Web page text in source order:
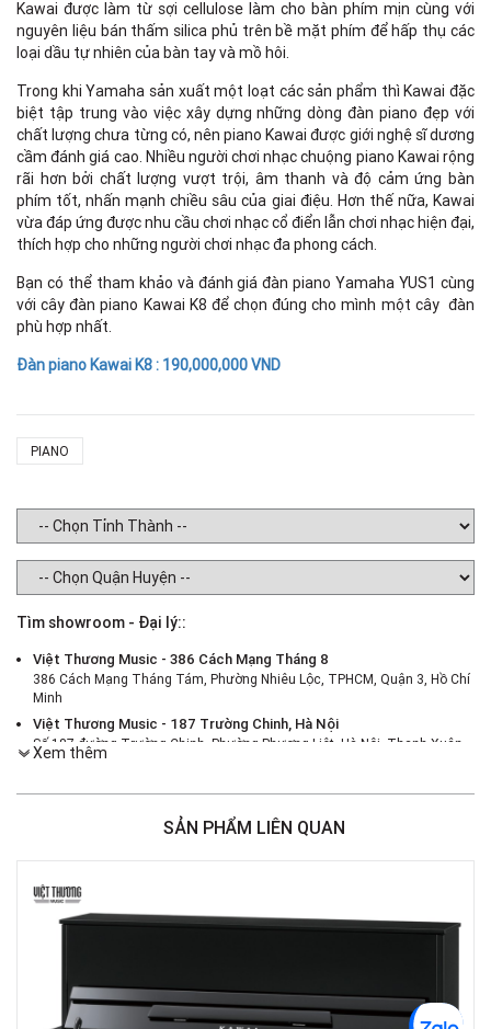
Kawai được làm từ sợi cellulose làm cho bàn phím mịn cùng với
nguyên liệu bán thấm silica phủ trên bề mặt phím để hấp thụ các
loại dầu tự nhiên của bàn tay và mồ hôi.
Trong khi Yamaha sản xuất một loạt các sản phẩm thì Kawai đặc
biệt tập trung vào việc xây dựng những dòng đàn piano đẹp với
chất lượng chưa từng có, nên piano Kawai được giới nghệ sĩ dương
cầm đánh giá cao. Nhiều người chơi nhạc chuộng piano Kawai rộng
rãi hơn bởi chất lượng vượt trội, âm thanh và độ cảm ứng bàn
phím tốt, nhấn mạnh chiều sâu của giai điệu. Hơn thế nữa, Kawai
vừa đáp ứng được nhu cầu chơi nhạc cổ điển lẫn chơi nhạc hiện đại,
thích hợp cho những người chơi nhạc đa phong cách.
Bạn có thể tham khảo và đánh giá đàn piano Yamaha YUS1 cùng
với cây đàn piano Kawai K8 để chọn đúng cho mình một cây đàn
phù hợp nhất.
Đàn piano Kawai K8 : 190,000,000 VND
PIANO
Tìm showroom - Đại lý::
Việt Thương Music - 386 Cách Mạng Tháng 8
386 Cách Mạng Tháng Tám, Phường Nhiêu Lộc, TPHCM, Quận 3, Hồ Chí
Minh
Việt Thương Music - 187 Trường Chinh, Hà Nội
Số 187 đường Trường Chinh, Phường Phương Liệt, Hà Nội, Thanh Xuân ,
Hà Nội
Việt Thương Music - 46 Hào Nam
Việt Thương Music - Crescent Mall
Việt Thương Music - 180 Võ Thị Sáu
180B Võ Thị Sáu, Phường Xuân Hòa, TPHCM, Quận 3, Hồ Chí Minh
Việt Thương Music - 102Q An Dương Vương
102Q Đường An Dương Vương, Phường An Đông, TPHCM, Quận 5, Hồ Chí
Xem thêm
SẢN PHẨM LIÊN QUAN